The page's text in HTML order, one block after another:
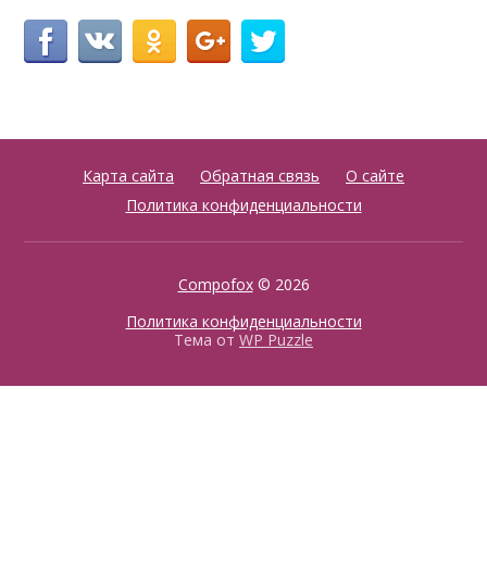
Карта сайта Обратная связь
О сайте
Политика конфиденциальности
Compofox© 2026
Политика конфиденциальности
Тема от WP Puzzle